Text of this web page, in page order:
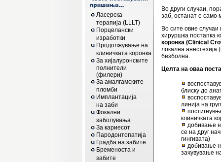
Ласерска
терапија (LLLT)
Порцелански
изработки
Продолжување на
клиничката коронка
За хијалуронските
полнители
(филери)
За амалгамските
пломби
Имплантација
на заби
Фокални
заболувања
За кариесот
Пародонтопатија
Градба на забите
Бременоста и
забите
Во други случаи,
заб, останат е само
Во сите овие
хируршка постапка
коронка (Clinical
локална анестезија
безболна.
Целта на оваа
блиску до
линија на
клиничката
добивање
се на друг
гингивата)
добивање
зачувување